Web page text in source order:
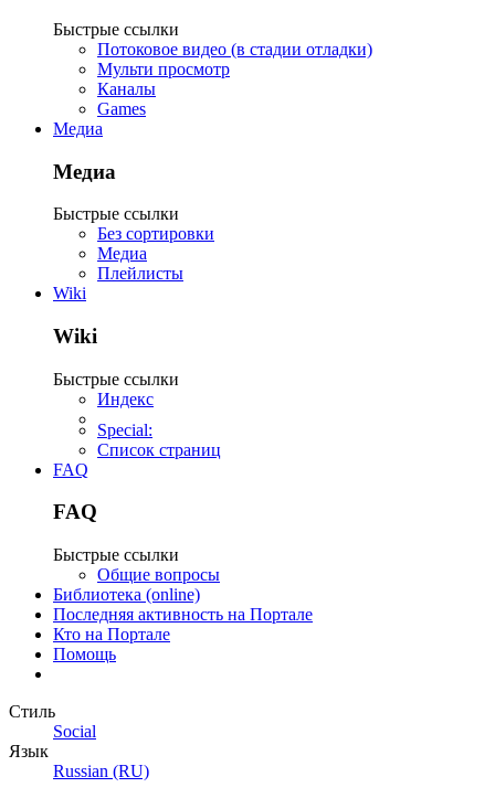
Быстрые ссылки
Потоковое видео (в стадии отладки)
Мульти просмотр
Каналы
Games
Медиа
Медиа
Быстрые ссылки
Без сортировки
Медиа
Плейлисты
Wiki
Wiki
Быстрые ссылки
Индекс
Special:
Список страниц
FAQ
FAQ
Быстрые ссылки
Общие вопросы
Библиотека (online)
Последняя активность на Портале
Кто на Портале
Помощь
Стиль
Social
Язык
Russian (RU)